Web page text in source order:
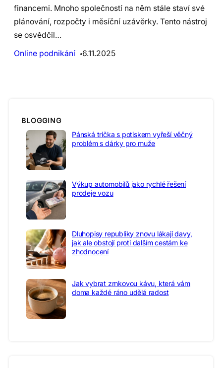
financemi. Mnoho společností na něm stále staví své
plánování, rozpočty i měsíční uzávěrky. Tento nástroj
se osvědčil…
Online podnikání
6.11.2025
BLOGGING
Pánská trička s potiskem vyřeší věčný
problém s dárky pro muže
Výkup automobilů jako rychlé řešení
prodeje vozu
Dluhopisy republiky znovu lákají davy,
jak ale obstojí proti dalším cestám ke
zhodnocení
Jak vybrat zrnkovou kávu, která vám
doma každé ráno udělá radost